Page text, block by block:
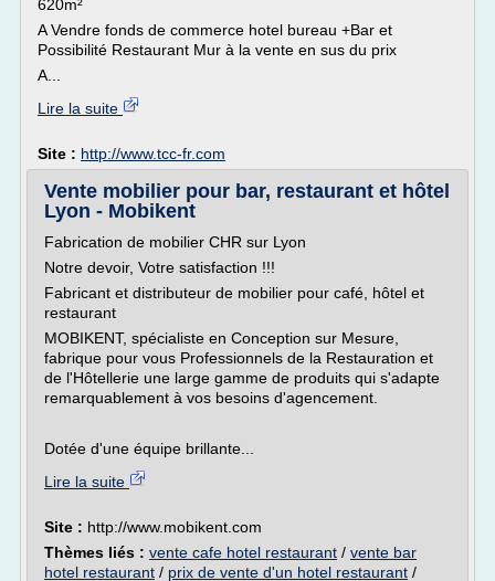
620m²
A Vendre fonds de commerce hotel bureau +Bar et
Possibilité Restaurant Mur à la vente en sus du prix
A...
Lire la suite
Site : http://www.tcc-fr.com
Vente mobilier pour bar, restaurant et hôtel
Lyon - Mobikent
Fabrication de mobilier CHR sur Lyon
Notre devoir, Votre satisfaction !!!
Fabricant et distributeur de mobilier pour café, hôtel et
restaurant
MOBIKENT, spécialiste en Conception sur Mesure,
fabrique pour vous Professionnels de la Restauration et
de l'Hôtellerie une large gamme de produits qui s'adapte
remarquablement à vos besoins d'agencement.
Dotée d'une équipe brillante...
Lire la suite
Site : http://www.mobikent.com
Thèmes liés : vente cafe hotel restaurant / vente bar
hotel restaurant / prix de vente d'un hotel restaurant /